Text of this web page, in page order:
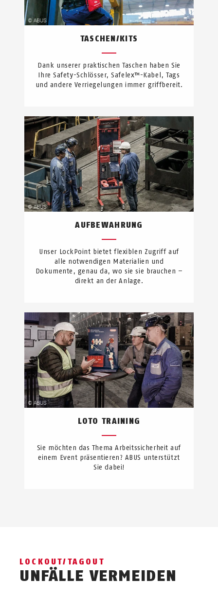
TASCHEN/KITS
Dank unserer praktischen Taschen haben Sie
Ihre Safety-Schlösser, Safelex™-Kabel, Tags
und andere Verriegelungen immer griffbereit.
AUFBEWAHRUNG
Unser LockPoint bietet flexiblen Zugriff auf
alle notwendigen Materialien und
Dokumente, genau da, wo sie sie brauchen –
direkt an der Anlage.
LOTO TRAINING
Sie möchten das Thema Arbeitssicherheit auf
einem Event präsentieren? ABUS unterstützt
Sie dabei!
LOCKOUT/TAGOUT
UNFÄLLE VERMEIDEN